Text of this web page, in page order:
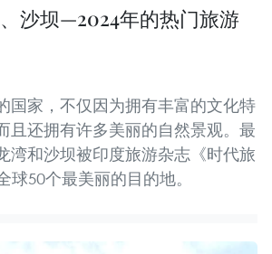
沙坝—2024年的热门旅游
国家，不仅因为拥有丰富的文化特
且还拥有许多美丽的自然景观。最
湾和沙坝被印度旅游杂志《时代旅
球50个最美丽的目的地。